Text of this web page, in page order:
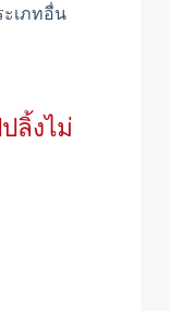
ะเภทอื่น
ลิ้งไม่